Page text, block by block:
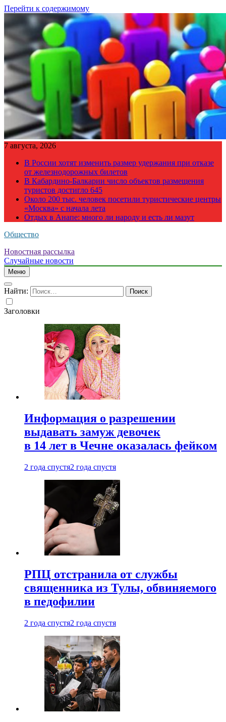
Перейти к содержимому
7 августа, 2026
В России хотят изменить размер удержания при отказе
от железнодорожных билетов
В Кабардино-Балкарии число объектов размещения
туристов достигло 645
Около 200 тыс. человек посетили туристические центры
«Москва» с начала лета
Отдых в Анапе: много ли народу и есть ли мазут
Общество
Новостная рассылка
Случайные новости
Меню
Найти:
Заголовки
Информация о разрешении
выдавать замуж девочек
в 14 лет в Чечне оказалась фейком
2 года спустя2 года спустя
РПЦ отстранила от службы
священника из Тулы, обвиняемого
в педофилии
2 года спустя2 года спустя